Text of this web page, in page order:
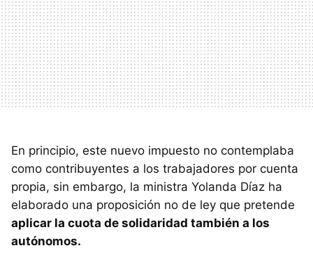
En principio, este nuevo impuesto no contemplaba
como contribuyentes a los trabajadores por cuenta
propia, sin embargo, la ministra Yolanda Díaz ha
elaborado una proposición no de ley que pretende
aplicar la cuota de solidaridad también a los
autónomos.